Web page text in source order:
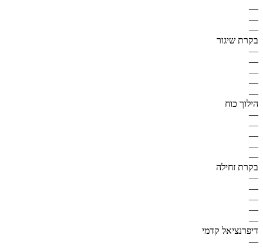
—
—
—
בקרת שיגור
—
—
—
—
—
הילוך כוח
—
—
—
—
—
בקרת זחילה
—
—
—
—
—
דיפרנציאל קדמי
—